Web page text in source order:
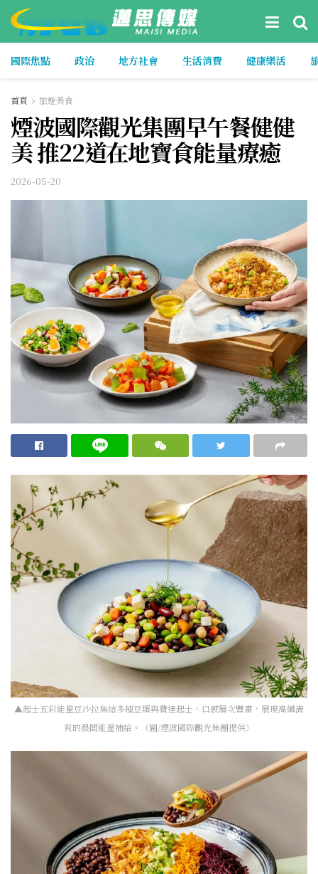
國際焦點 政治 地方社會 生活消費 健康樂活
首頁 旅遊美食
煙波國際觀光集團早午餐健健
美 推22道在地寶食能量療癒
2026-05-20
▲起士五彩能量豆沙拉集結多種豆類與費達起士，口感層次豐富，展現高纖清
爽的晨間能量補給。（圖/煙波國際觀光集團提供）